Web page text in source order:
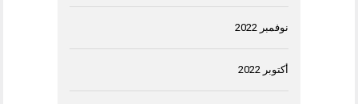
نوفمبر 2022
أكتوبر 2022